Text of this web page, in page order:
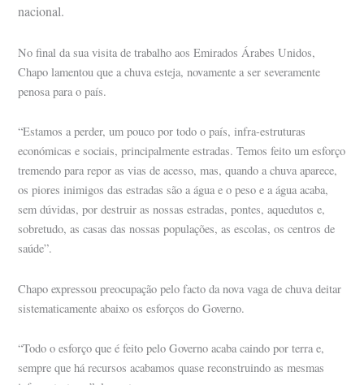
nacional.
No final da sua visita de trabalho aos Emirados Árabes Unidos,
Chapo lamentou que a chuva esteja, novamente a ser severamente
penosa para o país.
“Estamos a perder, um pouco por todo o país, infra-estruturas
económicas e sociais, principalmente estradas. Temos feito um esforço
tremendo para repor as vias de acesso, mas, quando a chuva aparece,
os piores inimigos das estradas são a água e o peso e a água acaba,
sem dúvidas, por destruir as nossas estradas, pontes, aquedutos e,
sobretudo, as casas das nossas populações, as escolas, os centros de
saúde”.
Chapo expressou preocupação pelo facto da nova vaga de chuva deitar
sistematicamente abaixo os esforços do Governo.
“Todo o esforço que é feito pelo Governo acaba caindo por terra e,
sempre que há recursos acabamos quase reconstruindo as mesmas